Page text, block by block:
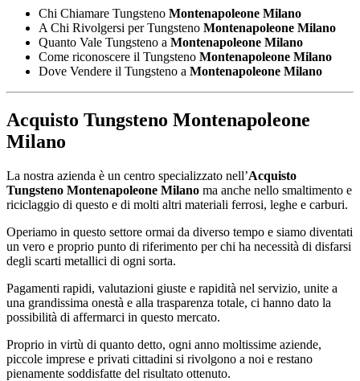
Chi Chiamare Tungsteno Montenapoleone Milano
A Chi Rivolgersi per Tungsteno Montenapoleone Milano
Quanto Vale Tungsteno a Montenapoleone Milano
Come riconoscere il Tungsteno Montenapoleone Milano
Dove Vendere il Tungsteno a Montenapoleone Milano
Acquisto Tungsteno Montenapoleone
Milano
La nostra azienda è un centro specializzato nell’Acquisto
Tungsteno Montenapoleone Milano ma anche nello smaltimento e
riciclaggio di questo e di molti altri materiali ferrosi, leghe e carburi.
Operiamo in questo settore ormai da diverso tempo e siamo diventati
un vero e proprio punto di riferimento per chi ha necessità di disfarsi
degli scarti metallici di ogni sorta.
Pagamenti rapidi, valutazioni giuste e rapidità nel servizio, unite a
una grandissima onestà e alla trasparenza totale, ci hanno dato la
possibilità di affermarci in questo mercato.
Proprio in virtù di quanto detto, ogni anno moltissime aziende,
piccole imprese e privati cittadini si rivolgono a noi e restano
pienamente soddisfatte del risultato ottenuto.